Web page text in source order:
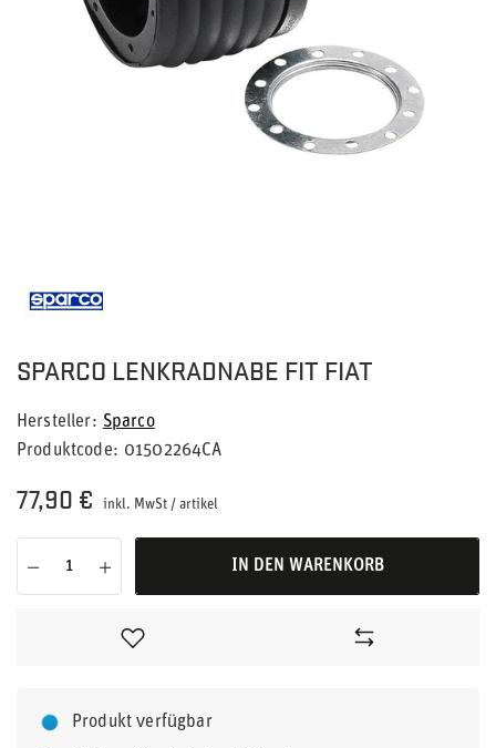
SPARCO LENKRADNABE FIT FIAT
Hersteller
Sparco
Produktcode
01502264CA
77,90 € inkl. MwSt / artikel
IN DEN WARENKORB
Produkt verfügbar